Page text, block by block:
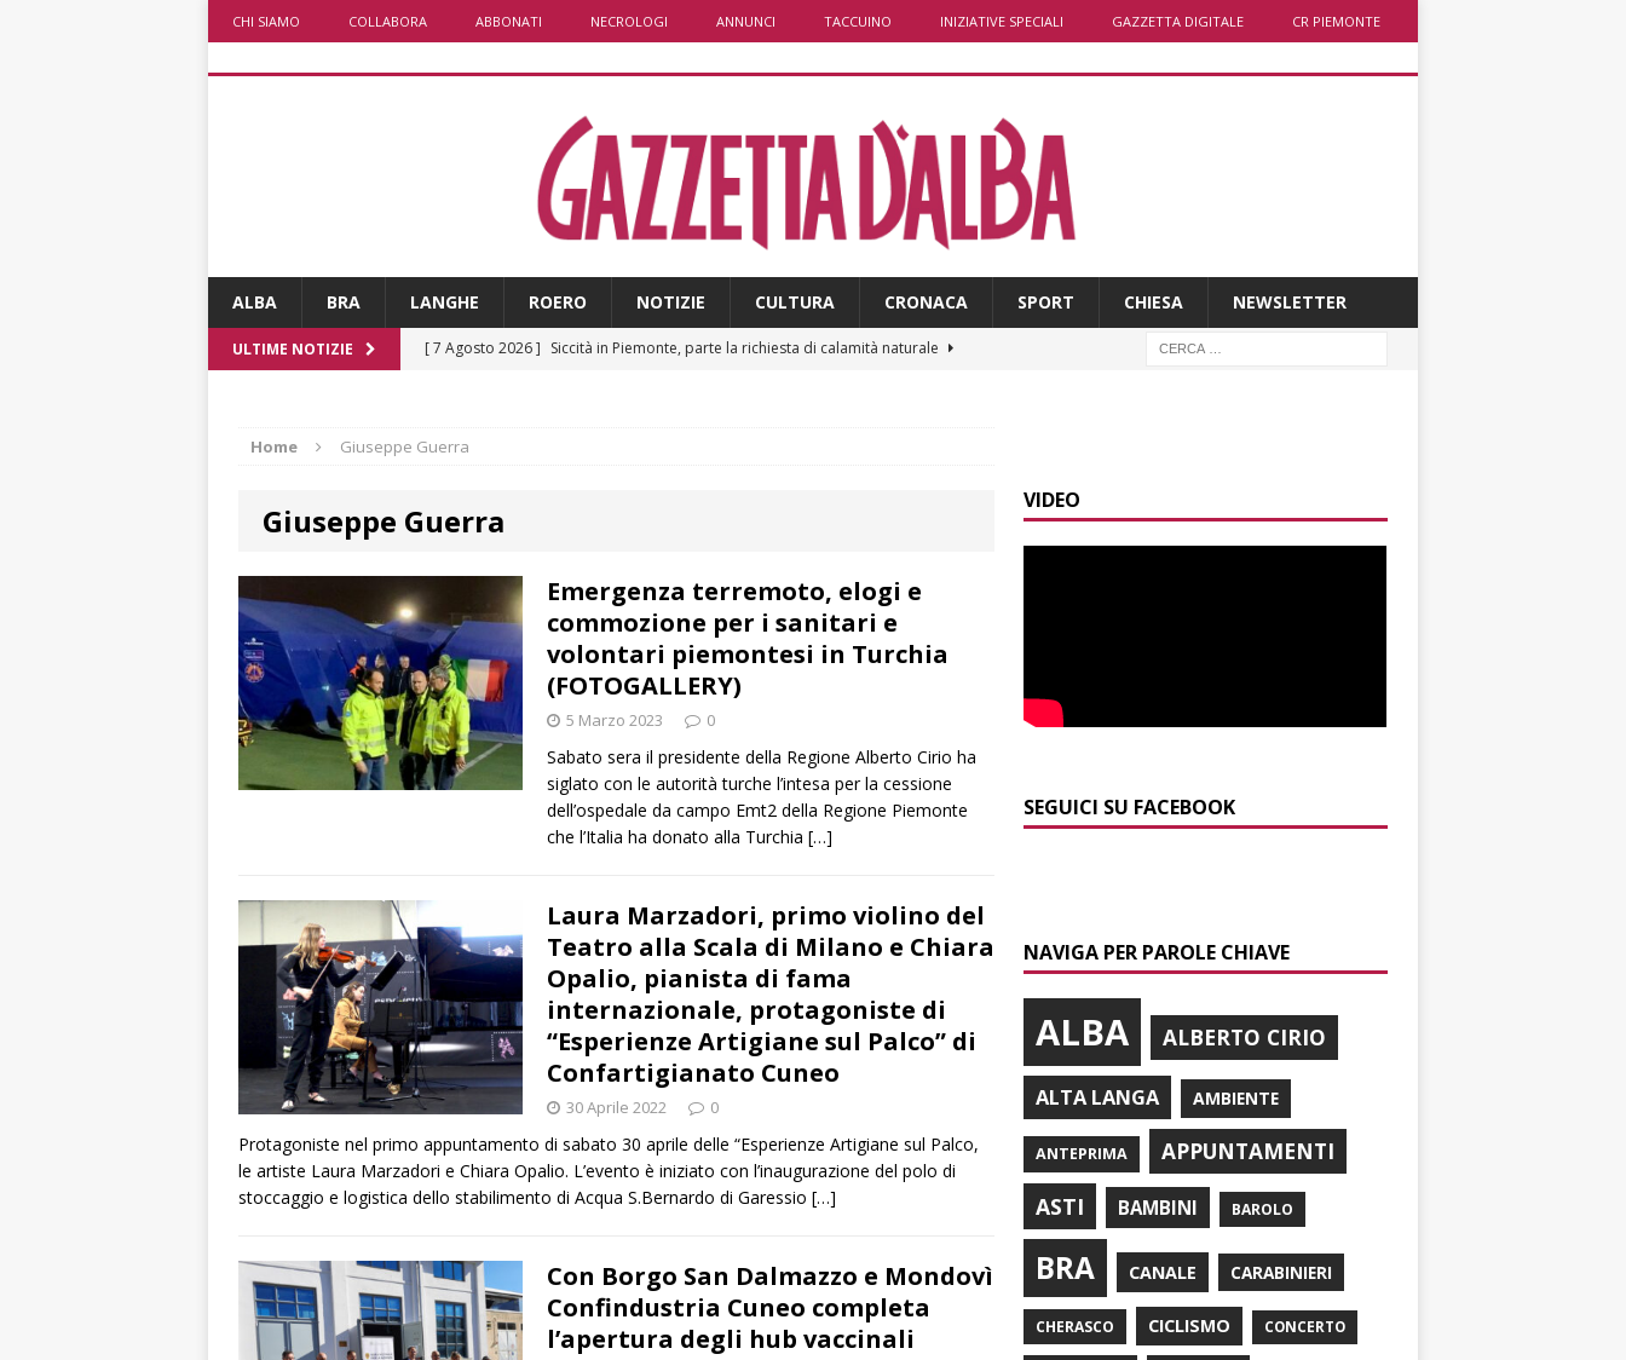
CHI SIAMO COLLABORA ABBONATI NECROLOGI ANNUNCI TACCUINO INIZIATIVE SPECIALI GAZZETTA DIGITALE CR PIEMONTE
ALBA BRA LANGHE ROERO NOTIZIE CULTURA CRONACA SPORT CHIESA NEWSLETTER
ULTIME NOTIZIE [ 7 Agosto 2026 ] Siccità in Piemonte, parte la richiesta di calamità naturale
[ 7 Agosto 2026 ]
[ 7 Agosto 2026 ]
Agosto in collina, le pagine da sfogliare
ALBA
[ 7 Agosto 2026 ]
Siccità e consumi record: Egea acque invita a un uso
responsabile della risorsa idrica
ALBA
[ 7 Agosto 2026 ]
Modifiche alla viabilità a Scaparoni per i lavori della nuova
rotatoria
​Dal Perù a Bra, fino al passaporto italiano: la bella storia di
BRA
nella torrida sfida del Rally Regione Piemonte
ALBA
Home Giuseppe Guerra
Giuseppe Guerra
Emergenza terremoto, elogi e
commozione per i sanitari e
volontari piemontesi in Turchia
(FOTOGALLERY)
5 Marzo 2023 0
Sabato sera il presidente della Regione Alberto Cirio ha
siglato con le autorità turche l’intesa per la cessione
dell’ospedale da campo Emt2 della Regione Piemonte
che l’Italia ha donato alla Turchia […]
Laura Marzadori, primo violino del
Teatro alla Scala di Milano e Chiara
Opalio, pianista di fama
internazionale, protagoniste di
“Esperienze Artigiane sul Palco” di
Confartigianato Cuneo
30 Aprile 2022 0
Protagoniste nel primo appuntamento di sabato 30 aprile delle “Esperienze Artigiane sul Palco,
le artiste Laura Marzadori e Chiara Opalio. L’evento è iniziato con l’inaugurazione del polo di
stoccaggio e logistica dello stabilimento di Acqua S.Bernardo di Garessio […]
Con Borgo San Dalmazzo e Mondovì
Confindustria Cuneo completa
l’apertura degli hub vaccinali
VIDEO
SEGUICI SU FACEBOOK
NAVIGA PER PAROLE CHIAVE
ALBA ALBERTO CIRIO
ALTA LANGA AMBIENTE
ANTEPRIMA
APPUNTAMENTI
ASTI
BAMBINI BAROLO
BRA CANALE CARABINIERI
CHERASCO CICLISMO CONCERTO